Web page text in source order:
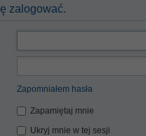
zalogować.
Zapomniałem hasła
Zapamiętaj mnie
Ukryj mnie w tej sesji